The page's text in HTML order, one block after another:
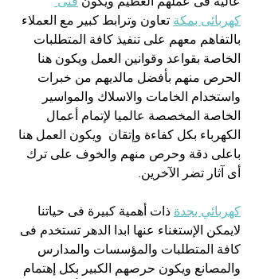
كهربائى بمكة تعاون وترابط كبير مع العملاء
بالتفاهم معهم على تنفيذ كافة المتطلبات
الخاصة بقواعد وقوانين العمل ويكون هنا
الحرص منهم بأفضل مالديهم من خبرات
واستخدام الخامات والاسلاك والمواسير
الخاصة المخصصة عالميا لإتمام أعمال
الكهرباء بكل كفاءة وإتقان  ويكون العمل هنا
باعلى دقة وحرص منهم والخوف على ترك
أى آثار تضر الآخرين.
كهربائي بجدة ذات أهمية كبيرة فى حياتنا
لايمكن الإستغناء عنها ابدا الدهر تستخدم فى
كافة المتطلبات والمؤسسات والمدارس
والمصانع ويكون حرصهم الكبير بكل إهتمام